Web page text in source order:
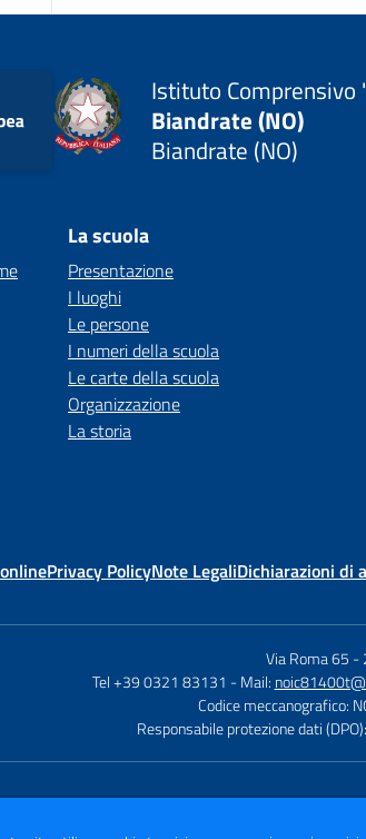
Istituto Comprensivo
Biandrate (NO)
Biandrate (NO)
La scuola
Presentazione
I luoghi
Le persone
I numeri della scuola
Le carte della scuola
Organizzazione
La storia
Privacy PolicyNote LegaliDichiarazioni di
Via Roma 65 -
Tel +39 0321 83131 - Mail:
Codice meccanografico:
Responsabile protezione dati (DPO):